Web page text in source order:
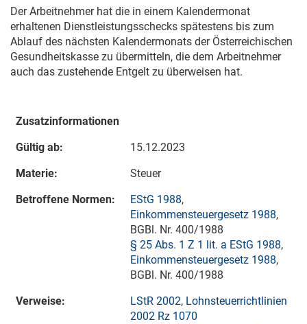
Der Arbeitnehmer hat die in einem Kalendermonat
erhaltenen Dienstleistungsschecks spätestens bis zum
Ablauf des nächsten Kalendermonats der Österreichischen
Gesundheitskasse zu übermitteln, die dem Arbeitnehmer
auch das zustehende Entgelt zu überweisen hat.
Zusatzinformationen
Gültig ab:
15.12.2023
Materie:
Steuer
Betroffene Normen:
EStG 1988,
Einkommensteuergesetz 1988,
BGBl. Nr. 400/1988
§ 25 Abs. 1 Z 1 lit. a EStG 1988,
Einkommensteuergesetz 1988,
BGBl. Nr. 400/1988
Verweise:
LStR 2002, Lohnsteuerrichtlinien
2002 Rz 1070